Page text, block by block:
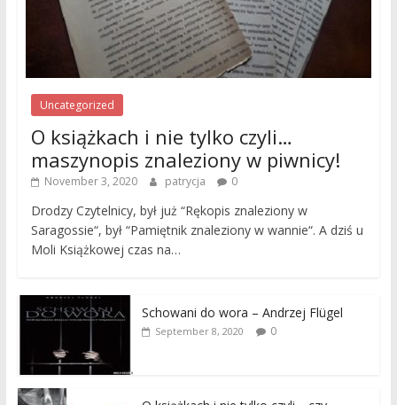
Uncategorized
O książkach i nie tylko czyli…
maszynopis znaleziony w piwnicy!
November 3, 2020 patrycja 0
Drodzy Czytelnicy, był już “Rękopis znaleziony w
Saragossie“, był “Pamiętnik znaleziony w wannie“. A dziś u
Moli Książkowej czas na…
Schowani do wora – Andrzej Flügel
September 8, 2020 0